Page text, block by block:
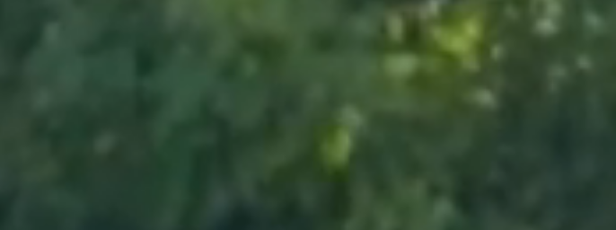
"Virágot, s fát ültetni